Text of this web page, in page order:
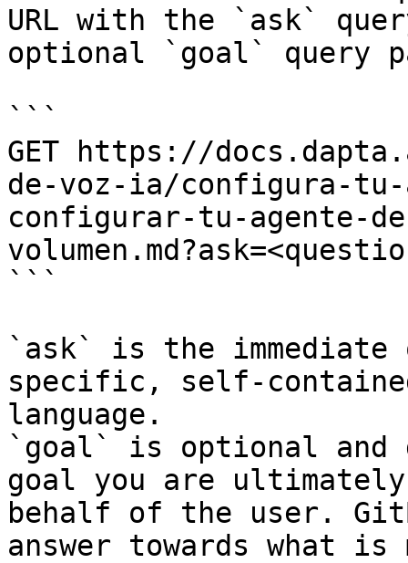
URL with the `ask`
optional `goal` query
```
GET https://
de-voz-ia/configura-
configurar-tu-agente-
```
`ask` is the
specific, self-
language.
`goal` is optional and
goal you are
behalf of the user.
answer towards what